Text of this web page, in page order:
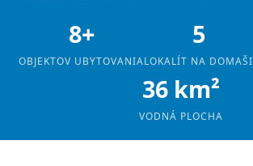
8+
OBJEKTOV UBYTOVANIA
5
LOKALÍT NA DOMAŠI
36 km²
VODNÁ PLOCHA